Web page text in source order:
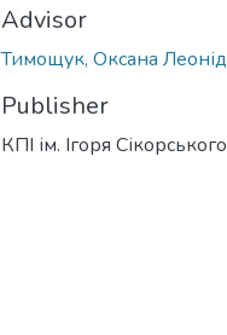
Advisor
Тимощук, Оксана
Publisher
КПІ ім. Ігоря Сікорського